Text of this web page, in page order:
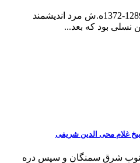
آیت­الله شیخ محمد جواد نجفی،1289-1372ه.ش مرد اندیشمند
نسلی بود که بعد...
غلام محی الدین شریفی
جنوب شرق سمنگان و سپس دره